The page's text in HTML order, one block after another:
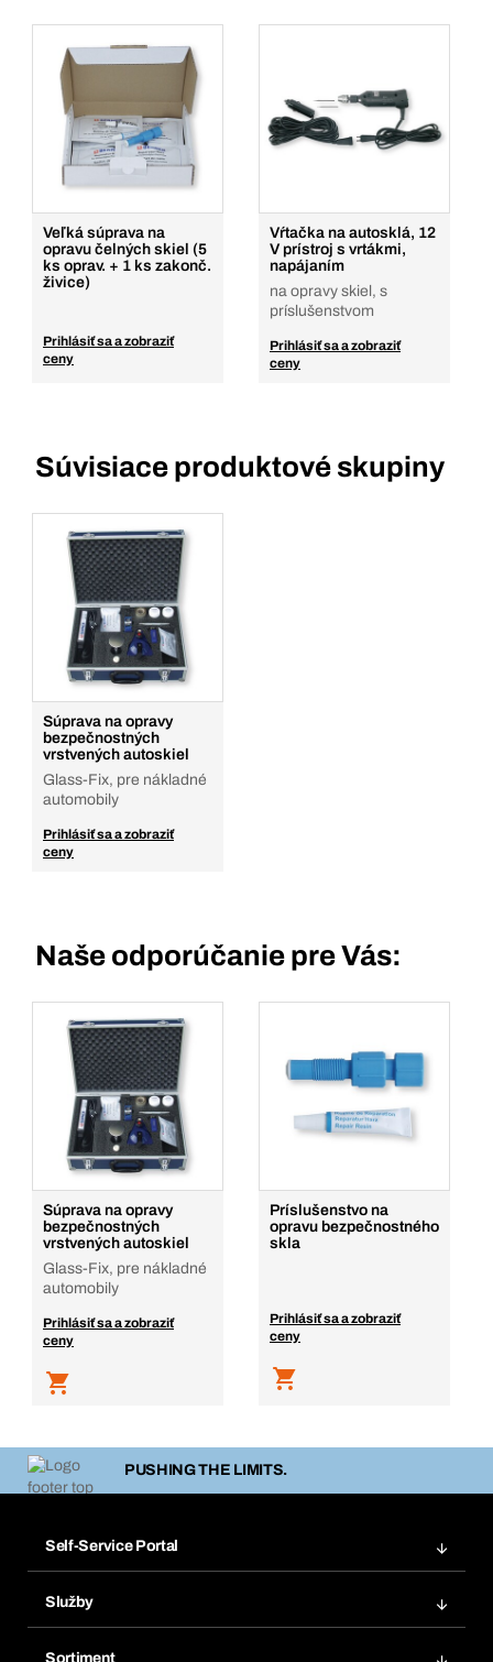
Množstvo
Pridať do košíka
Veľká súprava na
opravu čelných skiel (5
ks oprav. + 1 ks zakonč.
živice)
Prihlásiť sa a zobraziť
ceny
Vŕtačka na autosklá, 12
V prístroj s vrtákmi,
napájaním
na opravy skiel, s
príslušenstvom
Prihlásiť sa a zobraziť
ceny
Súvisiace produktové skupiny
Súprava na opravy
bezpečnostných
vrstvených autoskiel
Glass-Fix, pre nákladné
automobily
Prihlásiť sa a zobraziť
ceny
Naše odporúčanie pre Vás:
Súprava na opravy
bezpečnostných
vrstvených autoskiel
Glass-Fix, pre nákladné
automobily
Prihlásiť sa a zobraziť
ceny
Príslušenstvo na
opravu bezpečnostného
skla
Prihlásiť sa a zobraziť
ceny
PUSHING THE LIMITS.
Self-Service Portal
Obľúbené
Služby
Sortiment